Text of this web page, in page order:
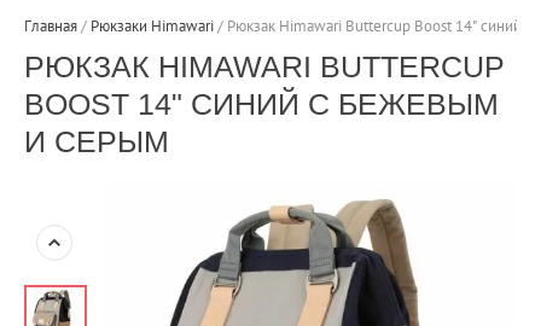
Главная/ Рюкзаки Himawari/ Рюкзак Himawari Buttercup Boost 14" синий
РЮКЗАК HIMAWARI BUTTERCUP
BOOST 14" СИНИЙ С БЕЖЕВЫМ
И СЕРЫМ